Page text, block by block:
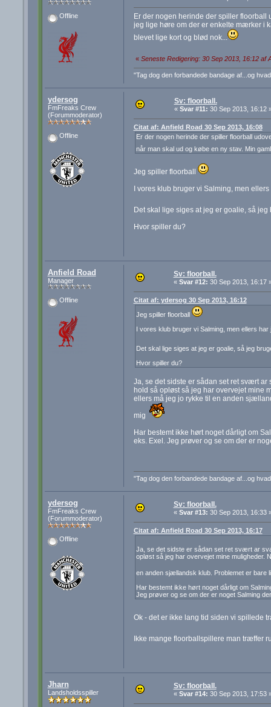
Offline
Er der nogen herinde der spiller floorball
jeg lige høre om der er enkelte mærker i
blevet lige kort og blød nok...
« Seneste Redigering: 30 Sep 2013, 16:12 af
"Tag dog den forbandede bandage af...og
ydersog
FmFreaks Crew
(Forummoderator)
Offline
Sv: floorball.
« Svar #11: 30 Sep 2013, 16:12
Citat af: Anfield Road 30 Sep 2013, 16:08
Er der nogen herinde der spiller floorball
når man skal ud og købe en ny stav. Min
Jeg spiller floorball
I vores klub bruger vi Salming, men
Det skal lige siges at jeg er goalie, så
Hvor spiller du?
Anfield Road
Manager
Offline
Sv: floorball.
« Svar #12: 30 Sep 2013, 16:17
Citat af: ydersog 30 Sep 2013, 16:12
Jeg spiller floorball
I vores klub bruger vi Salming, men ellers
Det skal lige siges at jeg er goalie, så jeg
Hvor spiller du?
Ja, se det sidste er sådan set ret svært
hold så opløst så jeg har overvejet mine
ellers må jeg jo rykke til en anden
mig
Har bestemt ikke hørt noget dårligt om
eks. Exel. Jeg prøver og se om der er
"Tag dog den forbandede bandage af...og
ydersog
FmFreaks Crew
(Forummoderator)
Offline
Sv: floorball.
« Svar #13: 30 Sep 2013, 16:33
Citat af: Anfield Road 30 Sep 2013, 16:17
Ja, se det sidste er sådan set ret svært ar
opløst så jeg har overvejet mine muligheder.
en anden sjællandsk klub. Problemet er bare
Har bestemt ikke hørt noget dårligt om
Jeg prøver og se om der er noget Salming
Ok - det er ikke lang tid siden vi spillede
Ikke mange floorballspillere man træffer
Jharn
Landsholdsspiller
Sv: floorball.
« Svar #14: 30 Sep 2013, 17:53